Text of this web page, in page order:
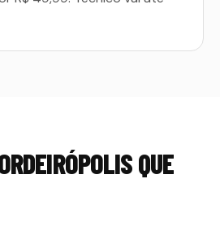
QUE